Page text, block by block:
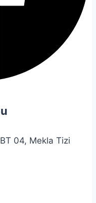
04, Mekla Tizi